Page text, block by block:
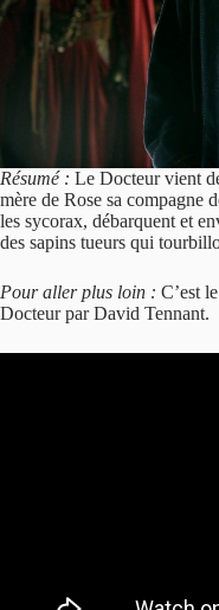
Résumé : Le Docteur vient
mère de Rose sa compagne
les sycorax, débarquent et
des sapins tueurs qui
Pour aller plus loin : C’est
Docteur par David Tennant.